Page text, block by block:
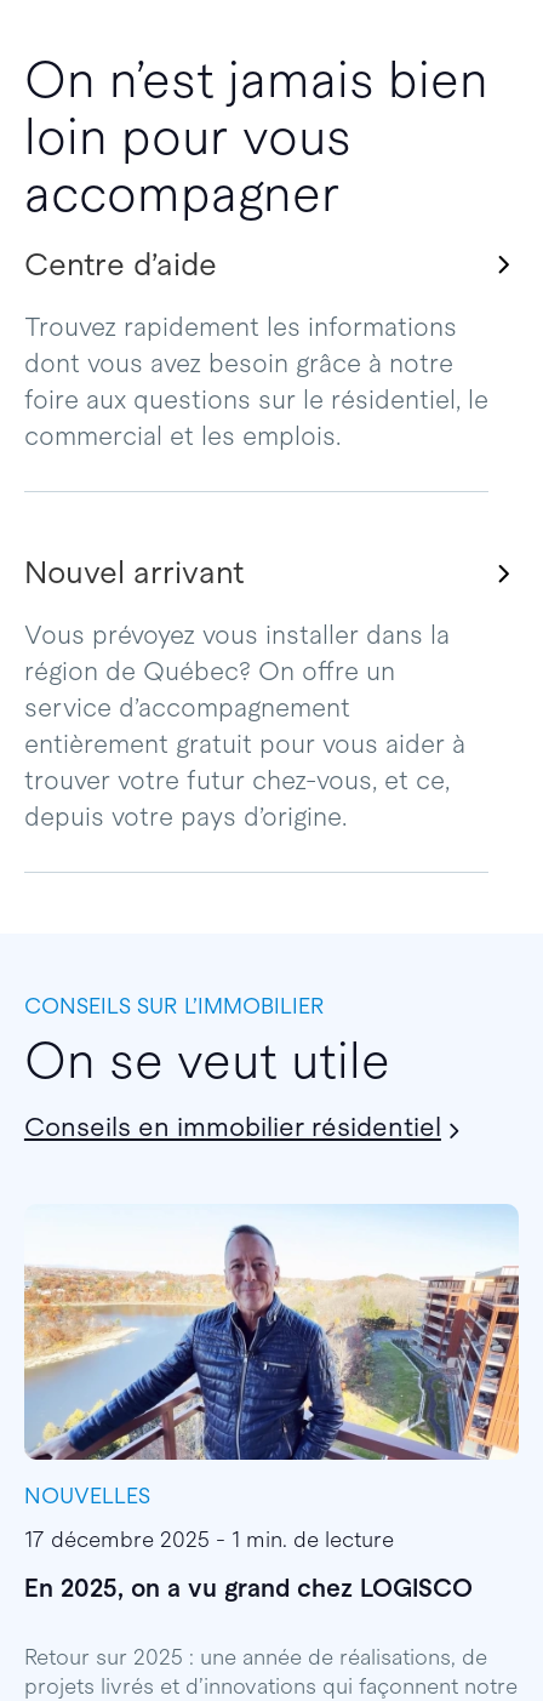
On n’est jamais bien
loin pour vous
accompagner
Centre d’aide
Trouvez rapidement les informations
dont vous avez besoin grâce à notre
foire aux questions sur le résidentiel, le
commercial et les emplois.
Nouvel arrivant
Vous prévoyez vous installer dans la
région de Québec? On offre un
service d’accompagnement
entièrement gratuit pour vous aider à
trouver votre futur chez-vous, et ce,
depuis votre pays d’origine.
CONSEILS SUR L’IMMOBILIER
On se veut utile
Conseils en immobilier résidentiel
NOUVELLES
17 décembre 2025 - 1 min. de lecture
En 2025, on a vu grand chez LOGISCO
Retour sur 2025 : une année de réalisations, de
projets livrés et d’innovations qui façonnent notre